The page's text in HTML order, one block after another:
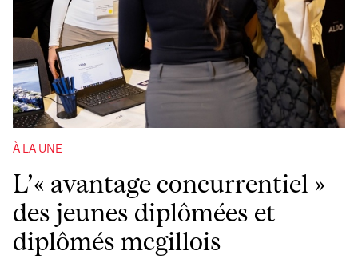
À LA UNE
L’« avantage concurrentiel »
des jeunes diplômées et
diplômés mcgillois